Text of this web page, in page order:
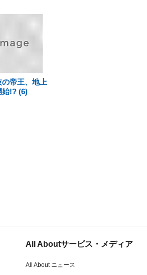
帝王、地上
始!? (6)
All Aboutサービス・メディア
All About ニュース